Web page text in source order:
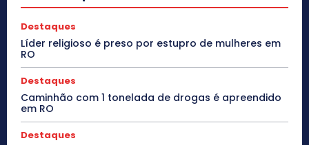
Destaques
Líder religioso é preso por estupro de mulheres em
RO
Destaques
Caminhão com 1 tonelada de drogas é apreendido
em RO
Destaques